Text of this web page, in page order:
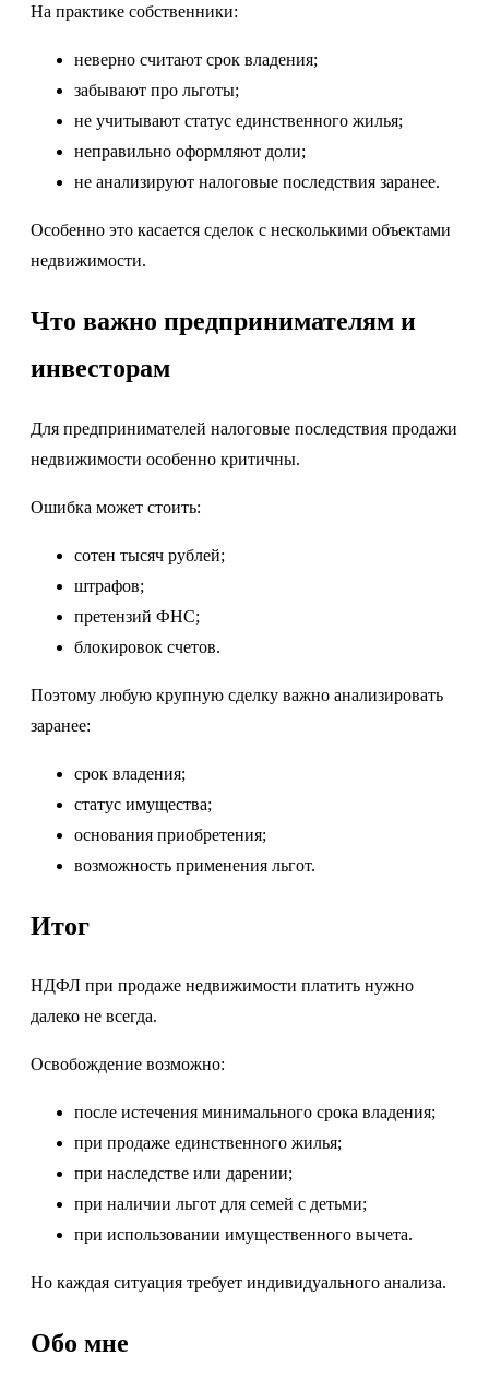
На практике собственники:
неверно считают срок владения;
забывают про льготы;
не учитывают статус единственного жилья;
неправильно оформляют доли;
не анализируют налоговые последствия заранее.
Особенно это касается сделок с несколькими объектами
недвижимости.
Что важно предпринимателям и
инвесторам
Для предпринимателей налоговые последствия продажи
недвижимости особенно критичны.
Ошибка может стоить:
сотен тысяч рублей;
штрафов;
претензий ФНС;
блокировок счетов.
Поэтому любую крупную сделку важно анализировать
заранее:
срок владения;
статус имущества;
основания приобретения;
возможность применения льгот.
Итог
НДФЛ при продаже недвижимости платить нужно
далеко не всегда.
Освобождение возможно:
после истечения минимального срока владения;
при продаже единственного жилья;
при наследстве или дарении;
при наличии льгот для семей с детьми;
при использовании имущественного вычета.
Но каждая ситуация требует индивидуального анализа.
Обо мне